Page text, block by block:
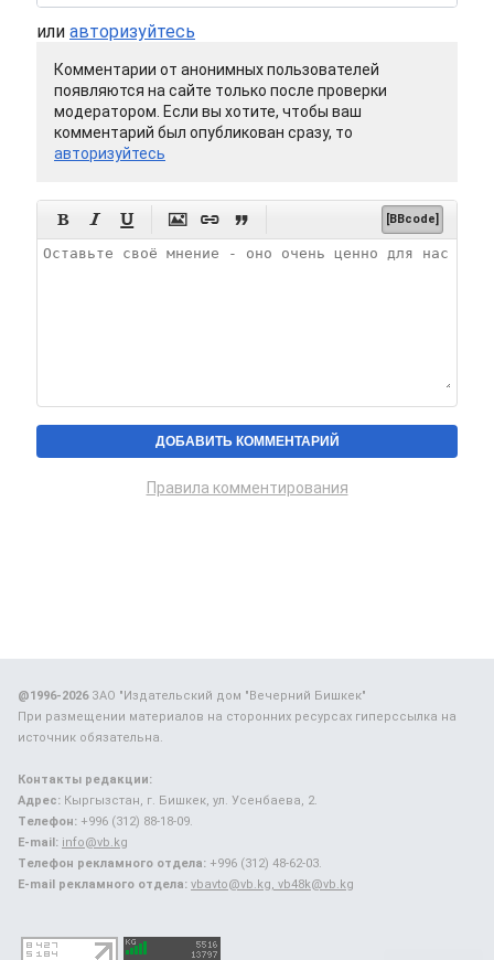
или авторизуйтесь
Комментарии от анонимных пользователей
появляются на сайте только после проверки
модератором. Если вы хотите, чтобы ваш
комментарий был опубликован сразу, то
авторизуйтесь
      [BBcode]
Правила комментирования
@1996-2026ЗАО "Издательский дом "Вечерний Бишкек"
При размещении материалов на сторонних ресурсах гиперссылка на
источник обязательна.
Контакты редакции:
Адрес: Кыргызстан, г. Бишкек, ул. Усенбаева, 2.
Телефон: +996 (312) 88-18-09.
E-mail: info@vb.kg
Телефон рекламного отдела: +996 (312) 48-62-03.
E-mail рекламного отдела: vbavto@vb.kg, vb48k@vb.kg